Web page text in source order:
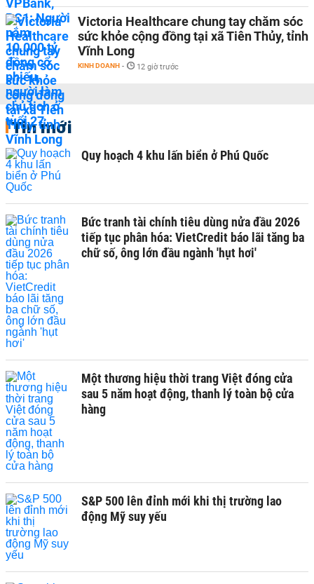
Victoria Healthcare chung tay chăm sóc
sức khỏe cộng đồng tại xã Tiên Thủy, tỉnh
Vĩnh Long
KINH DOANH - 12 giờ trước
Tin mới
Quy hoạch 4 khu lấn biển ở Phú Quốc
Bức tranh tài chính tiêu dùng nửa đầu 2026
tiếp tục phân hóa: VietCredit báo lãi tăng ba
chữ số, ông lớn đầu ngành 'hụt hơi'
Một thương hiệu thời trang Việt đóng cửa
sau 5 năm hoạt động, thanh lý toàn bộ cửa
hàng
S&P 500 lên đỉnh mới khi thị trường lao
động Mỹ suy yếu